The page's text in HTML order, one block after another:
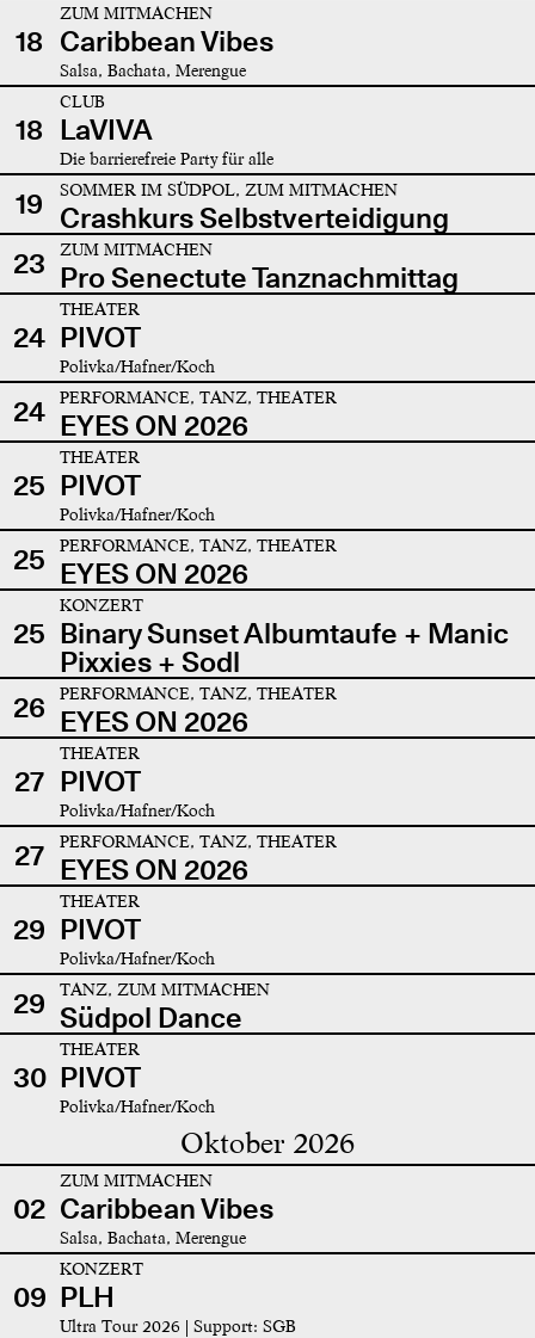
18
ZUM MITMACHEN
Caribbean Vibes
Salsa, Bachata, Merengue
18
CLUB
LaVIVA
Die barrierefreie Party für alle
19 SOMMER IM SÜDPOL, ZUM MITMACHEN
Crashkurs Selbstverteidigung
23
ZUM MITMACHEN
Pro Senectute Tanznachmittag
24
THEATER
PIVOT
Polivka/Hafner/Koch
24 PERFORMANCE, TANZ, THEATER
EYES ON 2026
25
THEATER
PIVOT
Polivka/Hafner/Koch
25 PERFORMANCE, TANZ, THEATER
EYES ON 2026
25
KONZERT
Binary Sunset Albumtaufe + Manic
Pixxies + Sodl
26
PERFORMANCE, TANZ, THEATER
EYES ON 2026
27
THEATER
PIVOT
Polivka/Hafner/Koch
27 PERFORMANCE, TANZ, THEATER
EYES ON 2026
29
THEATER
PIVOT
Polivka/Hafner/Koch
29 TANZ, ZUM MITMACHEN
Südpol Dance
30
THEATER
PIVOT
Polivka/Hafner/Koch
Oktober 2026
02
ZUM MITMACHEN
Caribbean Vibes
Salsa, Bachata, Merengue
09
KONZERT
PLH
Ultra Tour 2026 | Support: SGB